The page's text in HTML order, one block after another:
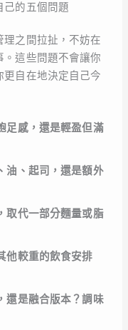
己的五個問題
之間拉扯，不妨在
。這些問題不會讓你
自在地決定自己今
足感，還是輕盈但滿
油、起司，還是額外
取代一部分麵量或脂
他較重的飲食安排
還是融合版本？調味